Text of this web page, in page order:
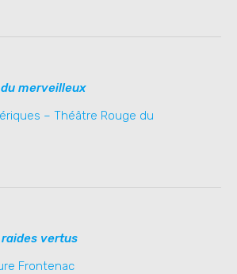
merveilleux
– Théâtre Rouge du
vertus
Frontenac